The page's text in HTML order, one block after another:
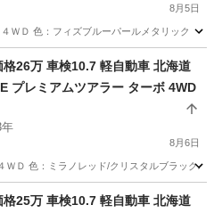
8月5日
ＷＤ 色：フィズブルーパールメタリック
その他 スペーシア
26万 車検10.7 軽自動車 北海道
プレミアムツアラー ターボ 4WD
8月6日
ＷＤ 色：ミラノレッド/クリスタルブラック
ホンダ 預かり金
25万 車検10.7 軽自動車 北海道